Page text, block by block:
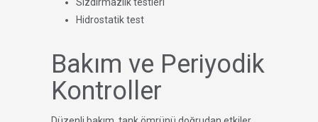
Hidrostatik test
Bakım ve Periyodik
Kontroller